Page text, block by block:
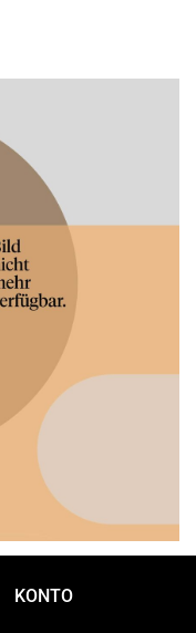
KONTO